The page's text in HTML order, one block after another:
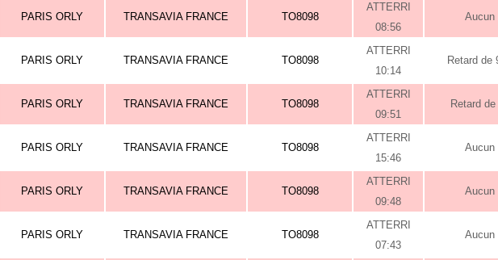
PARIS ORLY TRANSAVIA FRANCE TO8098
ATTERRI
08:56
Aucun
PARIS ORLY TRANSAVIA FRANCE TO8098
ATTERRI
10:14
Retard de
PARIS ORLY TRANSAVIA FRANCE TO8098
ATTERRI
09:51
Retard
PARIS ORLY TRANSAVIA FRANCE TO8098
ATTERRI
15:46
Aucun
PARIS ORLY TRANSAVIA FRANCE TO8098
ATTERRI
09:48
Aucun
PARIS ORLY TRANSAVIA FRANCE TO8098
ATTERRI
07:43
Aucun